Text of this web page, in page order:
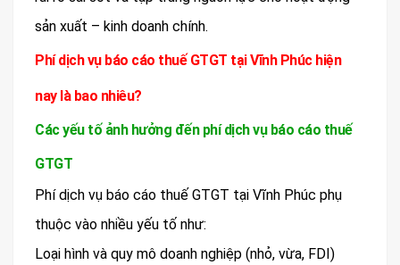
sản xuất – kinh doanh chính.
Phí dịch vụ báo cáo thuế GTGT tại Vĩnh Phúc hiện
nay là bao nhiêu?
Các yếu tố ảnh hưởng đến phí dịch vụ báo cáo thuế
GTGT
Phí dịch vụ báo cáo thuế GTGT tại Vĩnh Phúc phụ
thuộc vào nhiều yếu tố như:
Loại hình và quy mô doanh nghiệp (nhỏ, vừa, FDI)